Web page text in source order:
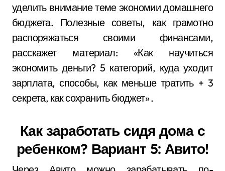
уделить внимание теме экономии домашнего
бюджета. Полезные советы, как грамотно
распоряжаться своими финансами,
расскажет материал: «Как научиться
экономить деньги? 5 категорий, куда уходит
зарплата, способы, как меньше тратить + 3
секрета, как сохранить бюджет» .
Как заработать сидя дома с
ребенком? Вариант 5: Авито!